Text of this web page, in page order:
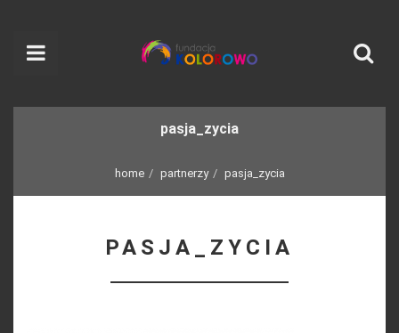
pasja_zycia
home partnerzy pasja_zycia
PASJA_ZYCIA